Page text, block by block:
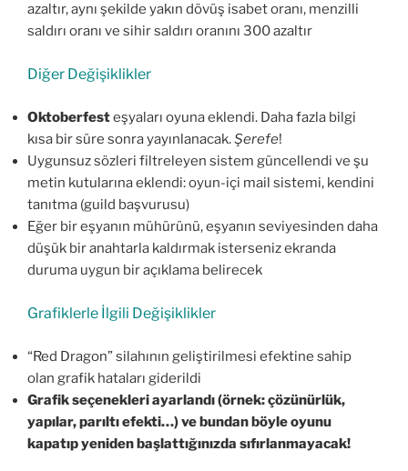
azaltır, aynı şekilde yakın dövüş isabet oranı, menzilli
saldırı oranı ve sihir saldırı oranını 300 azaltır
Diğer Değişiklikler
Oktoberfesteşyaları oyuna eklendi. Daha fazla bilgi
kısa bir süre sonra yayınlanacak.Şerefe!
Uygunsuz sözleri filtreleyen sistem güncellendi ve şu
metin kutularına eklendi: oyun-içi mail sistemi, kendini
tanıtma (guild başvurusu)
Eğer bir eşyanın mühürünü, eşyanın seviyesinden daha
düşük bir anahtarla kaldırmak isterseniz ekranda
duruma uygun bir açıklama belirecek
Grafiklerle İlgili Değişiklikler
“Red Dragon” silahının geliştirilmesi efektine sahip
olan grafik hataları giderildi
Grafik seçenekleri ayarlandı (örnek: çözünürlük,
yapılar, parıltı efekti…) ve bundan böyle oyunu
kapatıp yeniden başlattığınızda sıfırlanmayacak!